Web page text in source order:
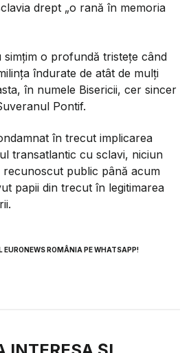
drept „o rană în memoria
simțim o profundă tristețe când
îndurate de atât de mulți
în numele Bisericii, cer sincer
Pontif.
în trecut implicarea
transatlantic cu sclavi, niciun
public până acum
papii din trecut în legitimarea
EURONEWS ROMÂNIA PE WHATSAPP!